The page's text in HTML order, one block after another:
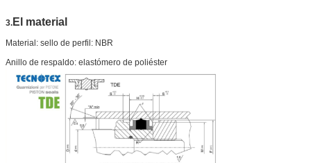
3. El material
Material: sello de perfil: NBR
Anillo de respaldo: elastómero de poliéster